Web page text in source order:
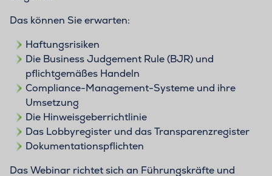
Das können Sie erwarten:
Haftungsrisiken
Die Business Judgement Rule (BJR) und
pflichtgemäßes Handeln
Compliance-Management-Systeme und ihre
Umsetzung
Die Hinweisgeberrichtlinie
Das Lobbyregister und das Transparenzregister
Dokumentationspflichten
Das Webinar richtet sich an Führungskräfte und